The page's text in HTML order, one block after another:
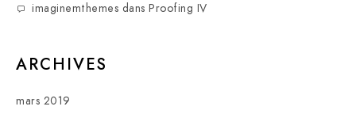
imaginemthemes dans Proofing IV
ARCHIVES
mars 2019